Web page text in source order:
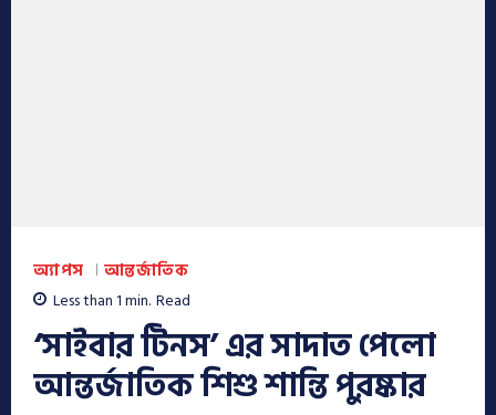
অ্যাপস আন্তর্জাতিক
Less than 1min. Read
‘সাইবার টিনস’ এর সাদাত পেলো
আন্তর্জাতিক শিশু শান্তি পুরষ্কার